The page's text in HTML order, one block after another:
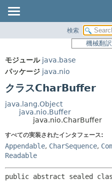
パッケージ
使用
ツリー
プレビュー
非推奨
検索
機械翻
モジュール java.base
パッケージ java.nio
クラスCharBuffer
java.lang.Object
java.nio.Buffer
java.nio.CharBuffer
すべての実装されたインタフェース:
Appendable, CharSequence,
Readable
public abstract sealed